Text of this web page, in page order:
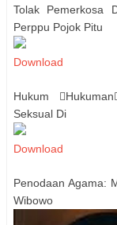
Tolak Pemerkosa
Perppu Pojok Pitu
Download
Hukum
Seksual Di
Download
Penodaan Agama:
Wibowo